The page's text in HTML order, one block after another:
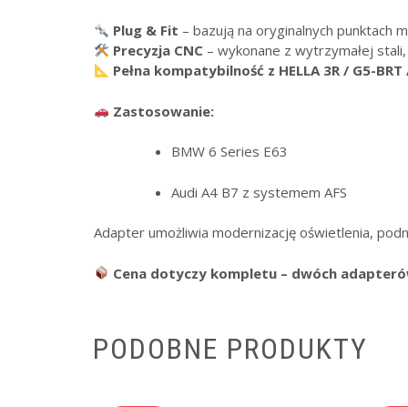
Plug & Fit – bazują na oryginalnych punktach
Precyzja CNC – wykonane z wytrzymałej
Pełna kompatybilność z HELLA 3R / G5-BRT
Zastosowanie:
BMW 6 Series E63
Audi A4 B7 z systemem AFS
Adapter umożliwia modernizację oświetlenia,
Cena dotyczy kompletu – dwóch
PODOBNE PRODUKTY